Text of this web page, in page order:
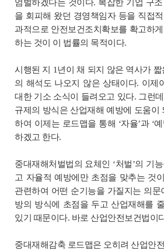
엄벌하겠다는 것이다. 복잡한 기업 구
을 회피해 왔던 경영책임자 등을 직접
과적으로 안전보건조치확보를 확고하
하는 것이 이 법률의 목적이다.
시행된 지 1년이 채 되지 않은 역사가
의 해석도 나오지 않은 상태이다. 이제
대한 기소 소식이 들려오고 있다. 그런
규제의 방식은 산업재해 예방에 도움이
하여 이제는 로드맵을 통해 ‘자율’과 ‘
하겠고 한다.
중대재해처벌법의 요체인 ‘처벌’의 기
고 자율적 예방에만 초점을 맞추는 것
관련하여 어떤 순기능을 가질지는 의문
방의 방식에 초점을 두고 산업재해를
있기 때문이다. 바로 산업안전보건법이
중대재해감축 로드맵은 오히려 산업안